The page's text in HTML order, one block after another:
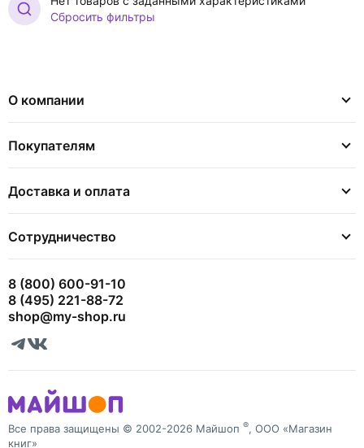
Сбросить фильтры
О компании
Покупателям
Доставка и оплата
Сотрудничество
8 (800) 600-91-10
8 (495) 221-88-72
shop@my-shop.ru
Все права защищены © 2002-2026 Майшоп ®, ООО «Магазин
книг»